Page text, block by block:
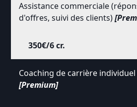
Assistance commerciale
d'offres, suivi des clients)
350€/6 cr.
Coaching de carrière
[Premium]